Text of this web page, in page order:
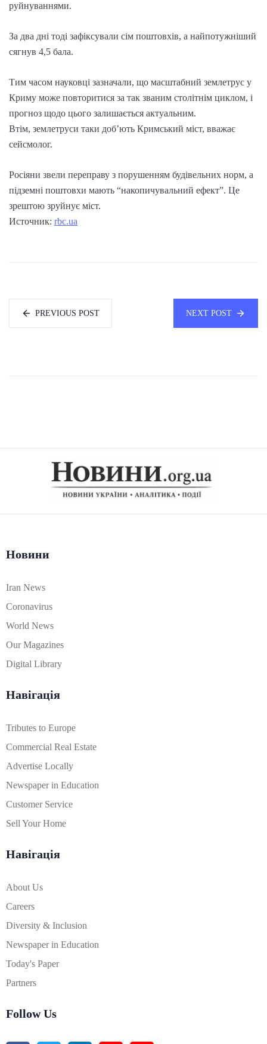
руйнуваннями.
За два дні тоді зафіксували сім поштовхів, а найпотужніший
сягнув 4,5 бала.
Тим часом науковці зазначали, що масштабний землетрус у
Криму може повторитися за так званим столітнім циклом, і
прогноз щодо цього залишається актуальним.
Втім, землетруси таки доб’ють Кримський міст, вважає
сейсмолог.
Росіяни звели переправу з порушенням будівельних норм, а
підземні поштовхи мають “накопичувальний ефект”. Це
зрештою зруйнує міст.
Источник: rbc.ua
PREVIOUS POST NEXT POST
Новини
Iran News
Coronavirus
World News
Our Magazines
Digital Library
Навігація
Tributes to Europe
Commercial Real Estate
Advertise Locally
Newspaper in Education
Customer Service
Sell Your Home
Навігація
About Us
Careers
Diversity & Inclusion
Newspaper in Education
Today's Paper
Partners
Follow Us